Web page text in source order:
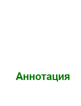
Аннотация